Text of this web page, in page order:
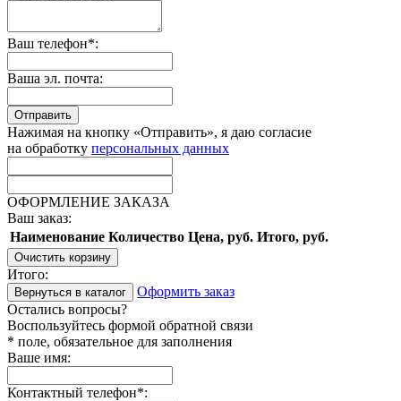
Ваш телефон*:
Ваша эл. почта:
Отправить
Нажимая на кнопку «Отправить», я даю согласие
на обработку персональных данных
ОФОРМЛЕНИЕ ЗАКАЗА
Ваш заказ:
Наименование Количество Цена, руб. Итого, руб.
Очистить корзину
Итого:
Вернуться в каталог
Оформить заказ
Остались вопросы?
Воспользуйтесь формой обратной связи
* поле, обязательное для заполнения
Ваше имя:
Контактный телефон*: